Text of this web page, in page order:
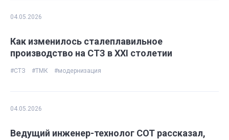
04.05.2026
Как изменилось сталеплавильное
производство на СТЗ в ХХI столетии
#СТЗ #ТМК #модернизация
04.05.2026
Ведущий инженер-технолог СОТ рассказал,